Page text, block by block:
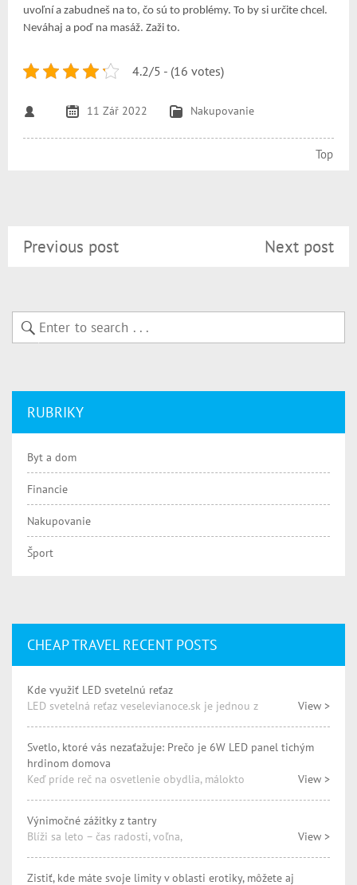
uvoľní a zabudneš na to, čo sú to problémy. To by si určite chcel.
Neváhaj a poď na masáž. Zaži to.
4.2/5 - (16 votes)
11 Zář 2022 Nakupovanie
Top
Next post
Previous post
RUBRIKY
Byt a dom
Financie
Nakupovanie
Šport
CHEAP TRAVEL RECENT POSTS
Kde využiť LED svetelnú reťaz
LED svetelná reťaz veselevianoce.sk je jednou z
View >
Svetlo, ktoré vás nezaťažuje: Prečo je 6W LED panel tichým
hrdinom domova
Keď príde reč na osvetlenie obydlia, málokto
View >
Výnimočné zážitky z tantry
Blíži sa leto – čas radosti, voľna,
View >
Zistiť, kde máte svoje limity v oblasti erotiky, môžete aj